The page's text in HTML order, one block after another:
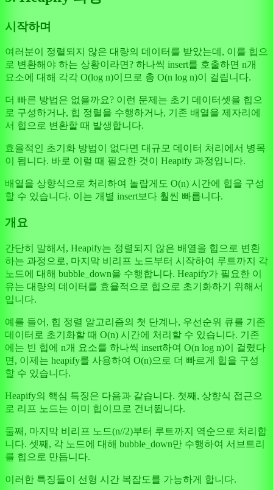
시작하며
여러분이 정렬되지 않은 대량의 데이터를 받았는데, 이를 힙으
로 변환해야 하는 상황이라면? 하나씩 insert를 호출하면 n개
요소에 대해 각각 O(log n)이므로 총 O(n log n)이 걸립니다.
더 빠른 방법은 없을까요? 이런 문제는 초기 데이터셋을 힙으
로 구성하거나, 힙 정렬을 수행하거나, 기존 배열을 제자리에
서 힙으로 변환할 때 발생합니다.
효율적인 초기화 방법이 없다면 대규모 데이터 처리에서 병목
이 됩니다. 바로 이럴 때 필요한 것이 Heapify 과정입니다.
배열을 상향식으로 처리하여 놀랍게도 O(n) 시간에 힙을 구성
할 수 있습니다. 이는 개별 insert보다 훨씬 빠릅니다.
개요
간단히 말해서, Heapify는 정렬되지 않은 배열을 힙으로 변환
하는 과정으로, 마지막 비리프 노드부터 시작하여 루트까지 각
노드에 대해 bubble_down을 수행합니다. Heapify가 필요한 이
유는 대량의 데이터를 효율적으로 힙으로 초기화하기 위해서
입니다.
예를 들어, 힙 정렬 알고리즘의 첫 단계나, 우선순위 큐를 기존
데이터로 초기화할 때 O(n) 시간에 처리할 수 있습니다. 기존
에는 빈 힙에 n개 요소를 하나씩 insert하여 O(n log n)이 걸렸다
면, 이제는 heapify를 사용하여 O(n)으로 더 빠르게 힙을 구성
할 수 있습니다.
Heapify의 핵심 특징은 다음과 같습니다. 첫째, 상향식 접근으
로 리프 노드는 이미 힙이므로 건너뜁니다.
둘째, 마지막 비리프 노드(n//2)부터 루트까지 역순으로 처리합
니다. 셋째, 각 노드에 대해 bubble_down만 수행하여 서브트리
를 힙으로 만듭니다.
이러한 특징들이 선형 시간 복잡도를 가능하게 합니다.